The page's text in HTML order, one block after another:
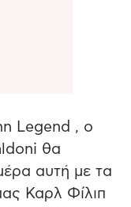
Legend , ο
θα
αυτή με τα
Καρλ Φίλιπ